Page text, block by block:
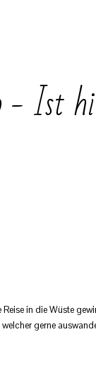
Ist
in die Wüste
gerne